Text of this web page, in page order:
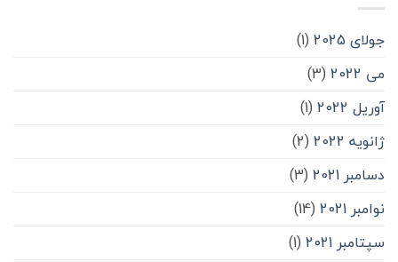
جولای 2025
(1)
می 2022
(3)
آوریل 2022
(1)
ژانویه 2022
(2)
دسامبر 2021
(3)
نوامبر 2021
(14)
سپتامبر 2021
(1)